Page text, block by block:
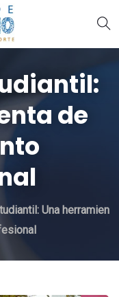
de
Una herramien